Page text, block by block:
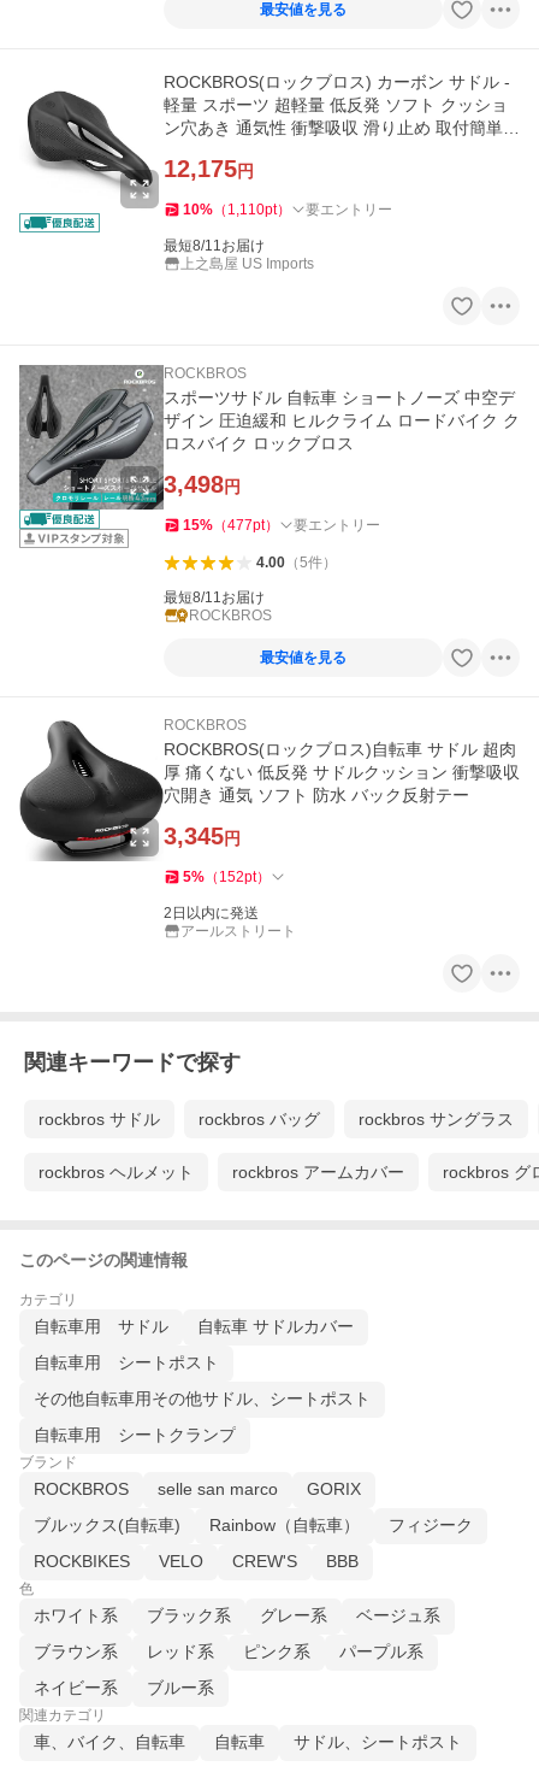
最安値を見る
ROCKBROS(ロックブロス) カーボン サドル -
軽量 スポーツ 超軽量 低反発 ソフト クッショ
ン穴あき 通気性 衝撃吸収 滑り止め 取付簡単
12,175円
10% （ 1,110pt） 要エントリー
最短8/11お届け
上之島屋 US Imports
ROCKBROS
スポーツサドル 自転車 ショートノーズ 中空デ
ザイン 圧迫緩和 ヒルクライム ロードバイク ク
ロスバイク ロックブロス
3,498円
15% （477pt） 要エントリー
4.00（5件）
最短8/11お届け
ROCKBROS
最安値を見る
ROCKBROS
ROCKBROS(ロックブロス)自転車 サドル 超肉
厚 痛くない 低反発 サドルクッション 衝撃吸収
穴開き 通気 ソフト 防水 バック反射テー
3,345円
5% （ 152pt）
2日以内に発送
アールストリート
関連キーワードで探す
rockbros サドル rockbros バッグ rockbros サングラス
rockbros ヘルメット rockbros アームカバー rockbros グ
このページの関連情報
カテゴリ
自転車用 サドル
自転車 サドルカバー
自転車用 シートポスト
その他自転車用その他サドル、シートポスト
自転車用 シートクランプ
ブランド
ROCKBROS selle san marco
GORIX
ブルックス(自転車)
Rainbow（自転車）
フィジーク
ROCKBIKES
VELO CREW'S BBB
色
ホワイト系 ブラック系 グレー系
ベージュ系
ブラウン系
レッド系 ピンク系
パープル系
ネイビー系
ブルー系
関連カテゴリ
車、バイク、自転車 自転車 サドル、シートポスト